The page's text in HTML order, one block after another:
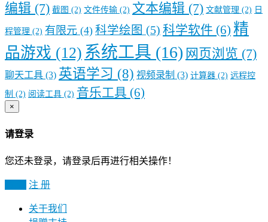
编辑 (7) 截图 (2) 文件传输 (2) 文本编辑 (7) 文献管理 (2) 日
程管理 (2) 有限元 (4) 科学绘图 (5) 科学软件 (6) 精
品游戏 (12) 系统工具 (16) 网页浏览 (7)
聊天工具 (3) 英语学习 (8) 视频录制 (3) 计算器 (2) 远程控
制 (2) 阅读工具 (2) 音乐工具 (6)
×
请登录
您还未登录，请登录后再进行相关操作！
注 册
关于我们